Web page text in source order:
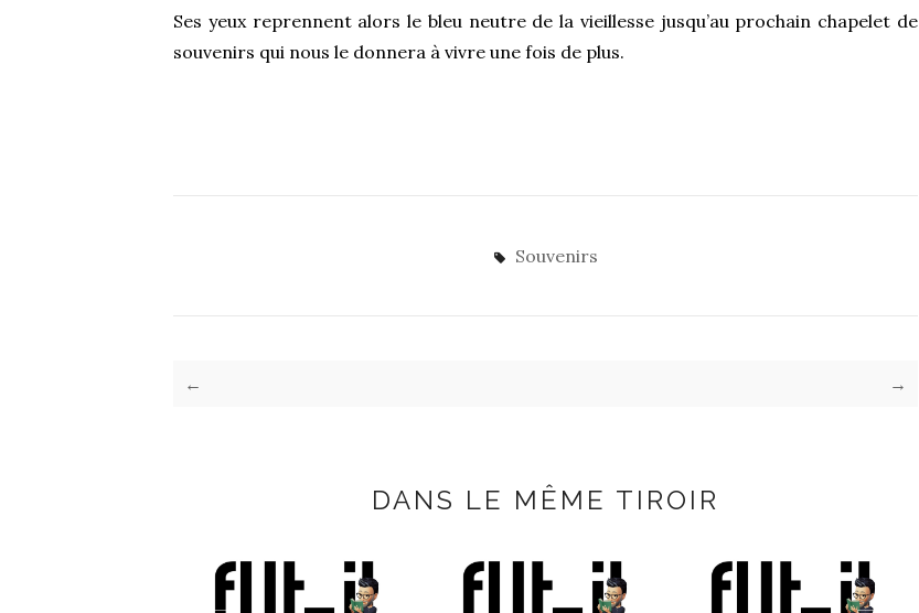
Ses yeux reprennent alors le bleu neutre de la vieillesse jusqu’au prochain chapelet de
souvenirs qui nous le donnera à vivre une fois de plus.
Souvenirs
← →
DANS LE MÊME TIROIR